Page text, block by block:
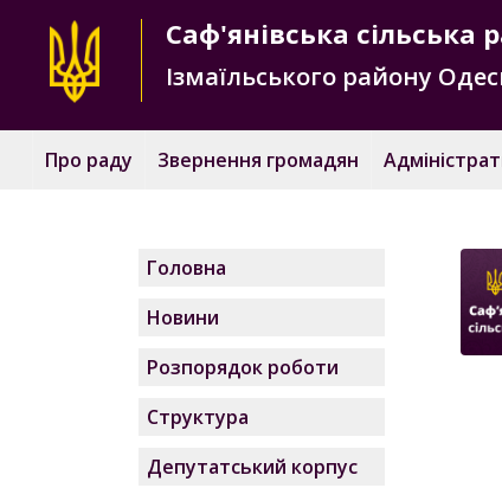
Саф'янівська сільська
Ізмаїльського району
Про раду Звернення громадян
Головна
Новини
Розпорядок роботи
Структура
Депутатський корпус